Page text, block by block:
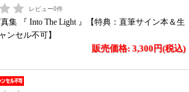
レビュー0件
集 『 Into The Light 』【特典：直筆サイン本＆生
ンセル不可】
販売価格: 3,300円(税込)